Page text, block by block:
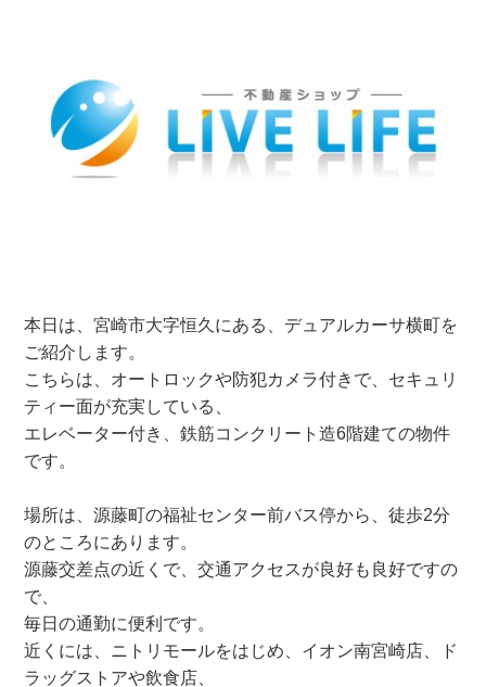
本日は、宮崎市大字恒久にある、デュアルカーサ横町を
ご紹介します。
こちらは、オートロックや防犯カメラ付きで、セキュリ
ティー面が充実している、
エレベーター付き、鉄筋コンクリート造6階建ての物件
です。
場所は、源藤町の福祉センター前バス停から、徒歩2分
のところにあります。
源藤交差点の近くで、交通アクセスが良好も良好ですの
で、
毎日の通勤に便利です。
近くには、ニトリモールをはじめ、イオン南宮崎店、ド
ラッグストアや飲食店、